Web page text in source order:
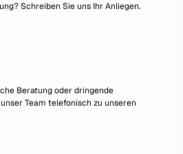
Schreiben Sie uns Ihr Anliegen.
Beratung oder dringende
Team telefonisch zu unseren